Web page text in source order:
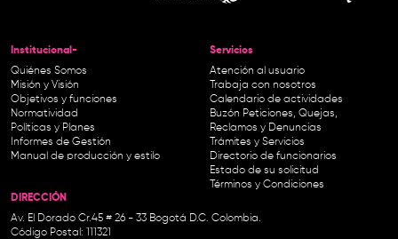
Institucional-
Quiénes Somos
Misión y Visión
Objetivos y funciones
Normatividad
Políticas y Planes
Informes de Gestión
Manual de producción y estilo
Servicios
Atención al usuario
Trabaja con nosotros
Calendario de actividades
Buzón Peticiones, Quejas,
Reclamos y Denuncias
Trámites y Servicios
Directorio de funcionarios
Estado de su solicitud
Términos y Condiciones
DIRECCIÓN
Av. El Dorado Cr.45 # 26 - 33 Bogotá D.C. Colombia.
Código Postal: 111321